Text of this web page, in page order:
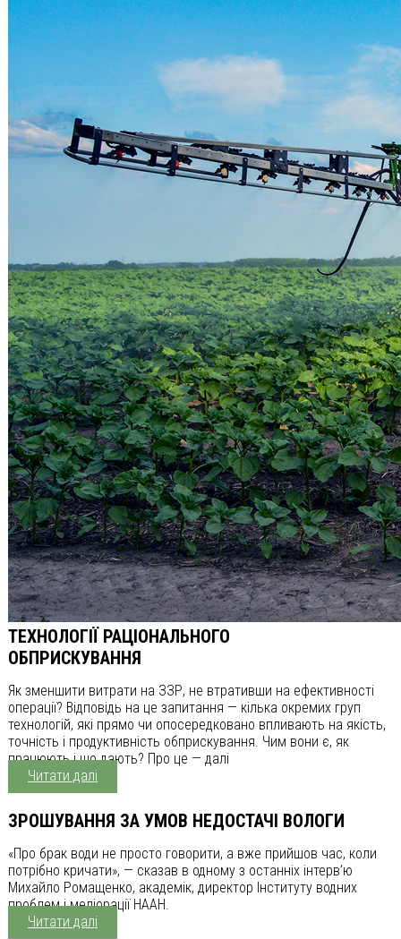
ТЕХНОЛОГІЇ РАЦІОНАЛЬНОГО
ОБПРИСКУВАННЯ
Як зменшити витрати на ЗЗР, не втративши на ефективності
операції? Відповідь на це запитання — кілька окремих груп
технологій, які прямо чи опосередковано впливають на якість,
точність і продуктивність обприскування. Чим вони є, як
працюють і що дають? Про це — далі
Читати далі
ЗРОШУВАННЯ ЗА УМОВ НЕДОСТАЧІ ВОЛОГИ
«Про брак води не просто говорити, а вже прийшов час, коли
потрібно кричати», — сказав в одному з останніх інтерв’ю
Михайло Ромащенко, академік, директор Інституту водних
проблем і меліорації НААН.
Читати далі